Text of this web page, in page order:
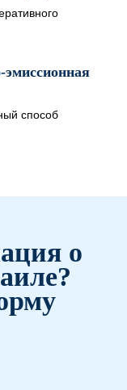
приоритетным
способ
выявлять
о